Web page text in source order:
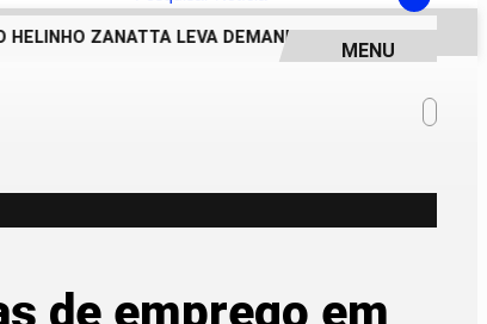
Pesquisar Notícia
ZANATTA LEVA DEMANDAS DE PIRACICABA AO
MENU